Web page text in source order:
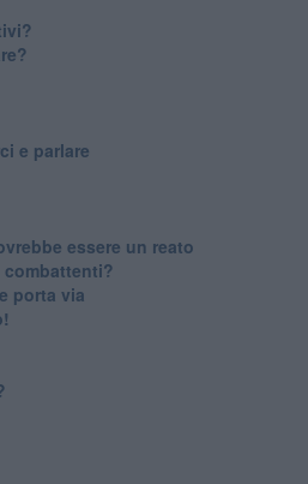
e parlare
essere un reato
combattenti?
porta via